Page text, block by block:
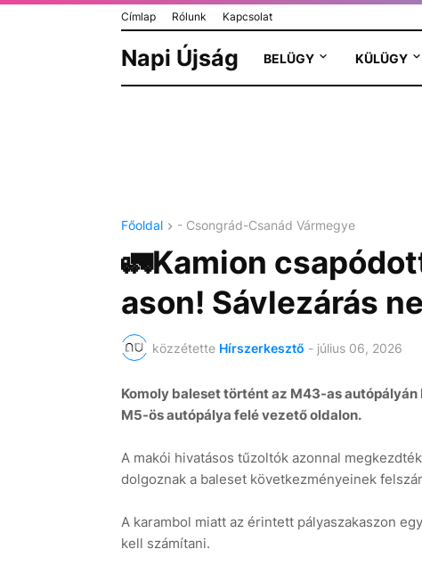
Címlap Rólunk Kapcsolat
Napi Újság BELÜGY KÜLÜGY
Főoldal - Csongrád-Csanád Vármegye
🚛Kamion
ason! Sávlezárás
közzétette Hírszerkesztő - július 06, 2026
Komoly baleset történt az M43-as
M5-ös autópálya felé vezető oldalon.
A makói hivatásos tűzoltók azonnal
dolgoznak a baleset következményeinek
A karambol miatt az érintett pályaszakaszon
kell számítani.